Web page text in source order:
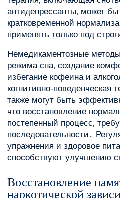
антидепрессанты‚ может
кратковременной
применять только под
Немедикаментозные
режима сна‚ создание
избегание кофеина и
когнитивно-поведенческая
также могут быть
что восстановление
постепенный процесс‚
последовательности․
упражнения и здоровое
способствуют улучшению
Восстановление
наркотической